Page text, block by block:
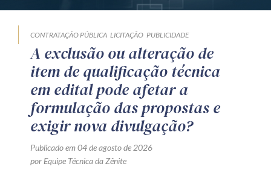
CONTRATAÇÃO PÚBLICA LICITAÇÃO PUBLICIDADE
A exclusão ou alteração de
item de qualificação técnica
em edital pode afetar a
formulação das propostas e
exigir nova divulgação?
Publicado em 04 de agosto de 2026
por Equipe Técnica da Zênite